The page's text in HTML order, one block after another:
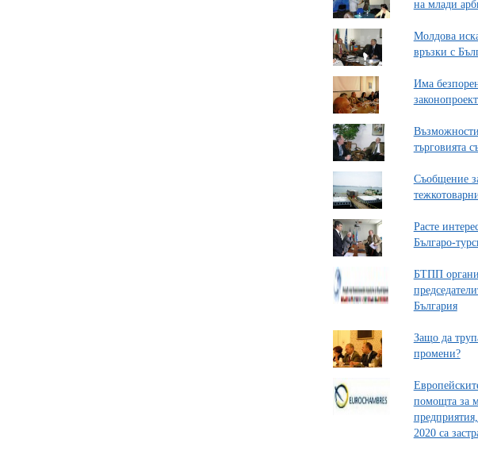
на млади
Молдова
връзки с
Има
търговията
Съобщение
Расте
Българо-
БТПП
България
Защо да
промени?
помощта за
2020 са